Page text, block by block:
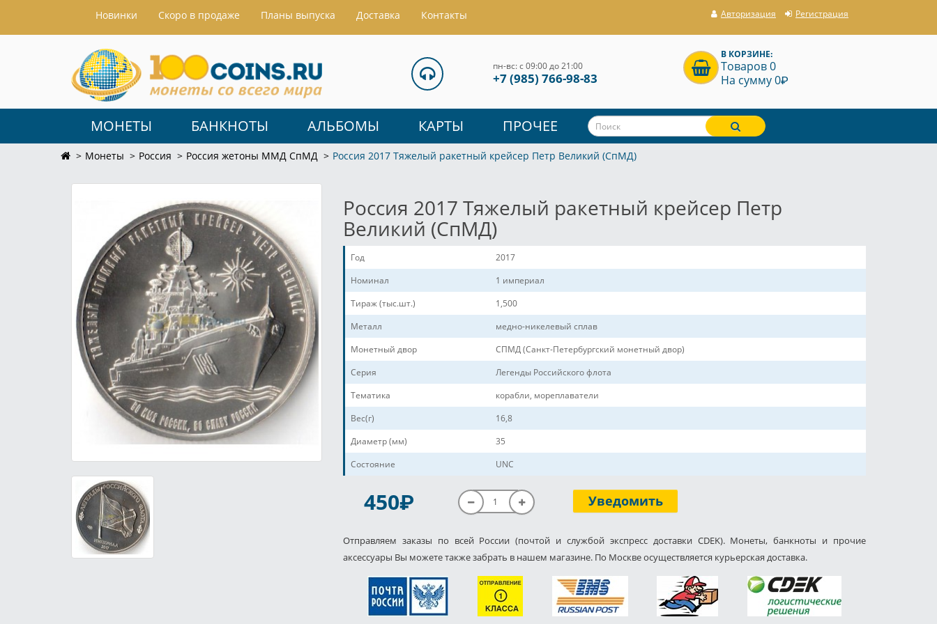
Hовинки Скоро в продаже Планы выпуска Доставка Контакты Авторизация Регистрация
пн-вс: с 09:00 до 21:00
+7 (985) 766-98-83
В КОРЗИНЕ:
Товаров 0
На сумму 0P
МОНЕТЫ БАНКНОТЫ АЛЬБОМЫ КАРТЫ ПРОЧЕЕ
Монеты Россия Россия жетоны ММД СпМД Россия 2017 Тяжелый ракетный крейсер Петр Великий (СпМД)
Россия 2017 Тяжелый ракетный крейсер Петр
Великий (СпМД)
Год
2017
Номинал
1 империал
Тираж (тыс.шт.)
1,500
Металл
медно-никелевый сплав
Монетный двор
СПМД (Санкт-Петербургский монетный двор)
Серия
Легенды Российского флота
Тематика
корабли, мореплаватели
Вес(г)
16,8
Диаметр (мм)
35
Состояние
UNC
450P Уведомить
Отправляем заказы по всей России (почтой и службой экспресс доставки CDEK). Монеты, банкноты и прочие
аксессуары Вы можете также забрать в нашем магазине. По Москве осуществляется курьерская доставка.